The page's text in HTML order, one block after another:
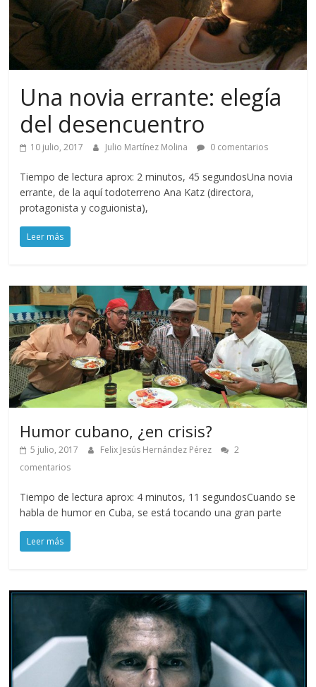
Una novia errante: elegía
del desencuentro
10 julio, 2017 Julio Martínez Molina 0 comentarios
Tiempo de lectura aprox: 2 minutos, 45 segundosUna novia
errante, de la aquí todoterreno Ana Katz (directora,
protagonista y coguionista),
Leer más
Humor cubano, ¿en crisis?
5 julio, 2017 Felix Jesús Hernández Pérez
2
comentarios
Tiempo de lectura aprox: 4 minutos, 11 segundosCuando se
habla de humor en Cuba, se está tocando una gran parte
Leer más